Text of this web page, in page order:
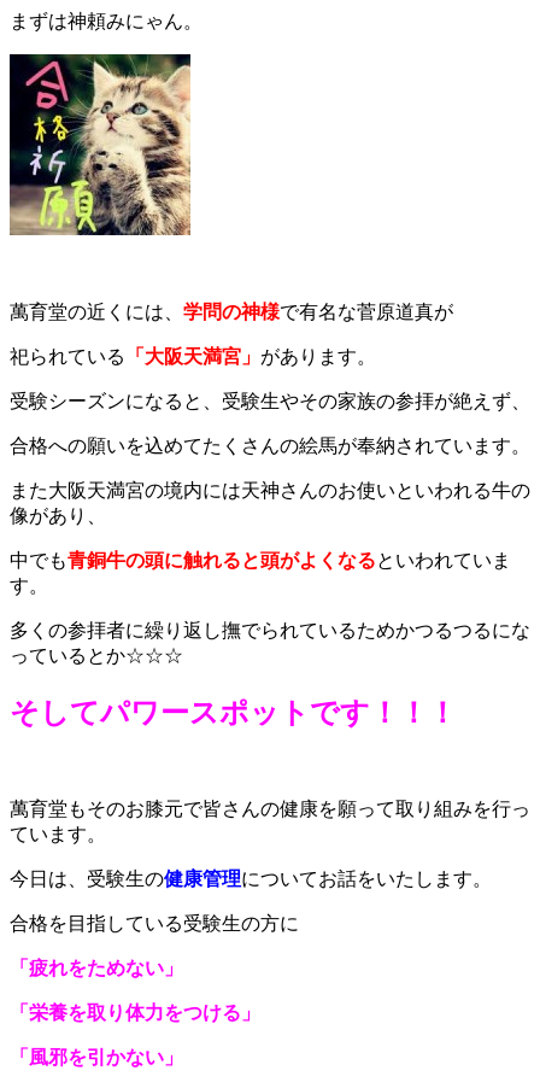
まずは神頼みにゃん。
萬育堂の近くには、 学問の神様で有名な菅原道真が
祀られている 「大阪天満宮」 があります。
受験シーズンになると、受験生やその家族の参拝が絶えず、
合格への願いを込めてたくさんの絵馬が奉納されています。
また大阪天満宮の境内には天神さんのお使いといわれる牛の
像があり、
中でも青銅牛の頭に触れると頭がよくなるといわれていま
す。
多くの参拝者に繰り返し撫でられているためかつるつるにな
っているとか☆☆☆
そしてパワースポットです！！！
萬育堂もそのお膝元で皆さんの健康を願って取り組みを行っ
ています。
今日は、受験生の健康管理についてお話をいたします。
合格を目指している受験生の方に
「疲れをためない」
「栄養を取り体力をつける」
「風邪を引かない」